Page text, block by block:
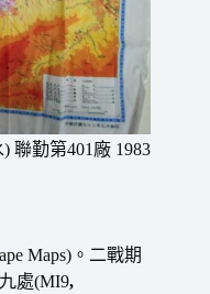
聯勤第401廠 1983
Maps)。二戰期
處(MI9,